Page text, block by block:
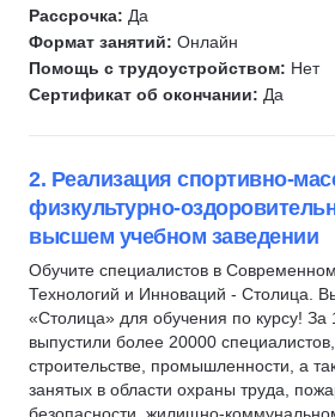
Эпиляция
Депиляция
Рентгенолаборант
Массаж лица
Антицеллюлитный массаж
Профпатология
EAACI
Иммунология
Аллергология
Дерматология
Рассрочка: Да
Формат занятий: Онлайн
Помощь с трудоустройством: Нет
Сертификат об окончании: Да
2. Реализация спортивно-
физкультурно-
высшем учебном заведении
Обучите специалистов в
Технологий и Инноваций - Столица.
«Столица» для обучения по курсу! За
выпустили более 20000
строительстве, промышленности, а
занятых в области охраны труда,